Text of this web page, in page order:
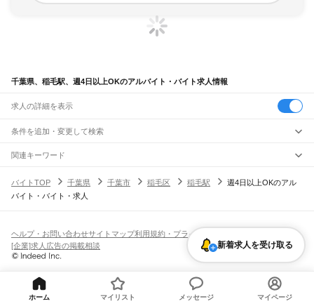
千葉県、稲毛駅、週4日以上OKのアルバイト・バイト求人情報
求人の詳細を表示
条件を追加・変更して検索
市区町村を追加・変更
千葉県すべて
千葉市 すべて
野田市茂原市
東金市
旭市習志野市柏市勝浦市市原市流山市八千代市 我孫子市
君津市富津市浦安市 印西市白井市富里市南房総市
匝瑳市香取市 香取郡山武郡長生郡夷隅郡
駅を追加・変更
JR中央・総武線
市川駅本八幡駅下総中山駅 津田沼駅幕張本郷駅幕張駅
新検見川駅
JR総武本線
市川駅船橋駅 稲毛駅 都賀駅四街道駅
佐倉駅
南酒々井駅
八街駅 日向駅 成東駅 横芝駅飯倉駅 八日市場駅干潟駅旭駅
職種を追加・変更
飲食・フードサービスすべて
ホールスタッフキッチンスタッフ 皿洗い・洗い場 精肉・鮮魚加工給食調理
パン屋（ベーカリー）
バー（BAR）・バーテンダー
営業・販売
営業・販売
営業
テレフォンアポインター（テレアポ） ルートセールス
人気
日払いOK高校生歓迎 髪型・髪色自由
勤務期間
短期単発・1日OK
期間限定（春夏冬休み等）
雇用形態を追加・変更
正社員
契約社員
関連キーワード
バイトTOP
千葉県 千葉市 稲毛区 稲毛駅
週4日以上OKのアル
バイト・バイト・求人
新着求人を受け取る
ヘルプ・お問い合わせサイトマップ利用規約・プライバシーポリシー
[企業]求人広告の掲載相談
ホーム マイリスト メッセージ マイページ